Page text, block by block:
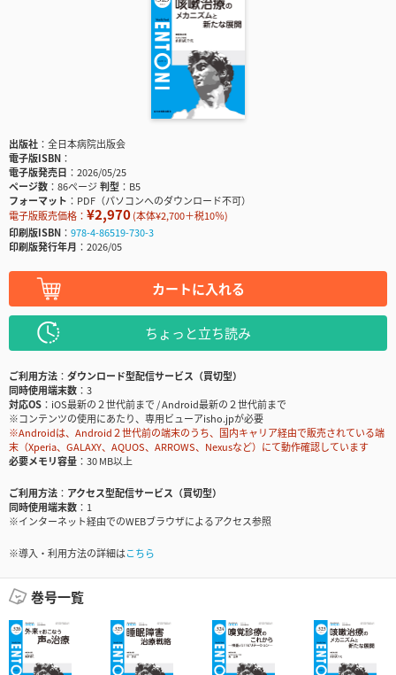
出版社
全日本病院出版会
電子版ISBN
電子版発売日
2026/05/25
ページ数
86ページ判型
B5
フォーマット
PDF（パソコンへのダウンロード不可）
電子版販売価格： ¥2,970(本体¥2,700＋税10％)
印刷版ISBN
978-4-86519-730-3
印刷版発行年月
2026/05
カートに入れる
ちょっと立ち読み
ご利用方法
ダウンロード型配信サービス（買切型）
同時使用端末数
3
対応OS
iOS最新の２世代前まで / Android最新の２世代前まで
※コンテンツの使用にあたり、専用ビューアisho.jpが必要
※Androidは、Android２世代前の端末のうち、国内キャリア経由で販売されている端
末（Xperia、GALAXY、AQUOS、ARROWS、Nexusなど）にて動作確認しています
必要メモリ容量
30 MB以上
ご利用方法
アクセス型配信サービス（買切型）
同時使用端末数
1
※インターネット経由でのWEBブラウザによるアクセス参照
※導入・利用方法の詳細はこちら
巻号一覧